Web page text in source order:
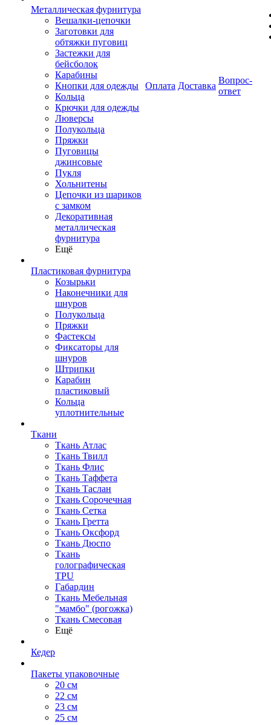
Металлическая фурнитура
Вешалки-цепочки
Заготовки для
обтяжки пуговиц
Застежки для
бейсболок
Карабины
Кнопки для одежды
Кольца
Крючки для одежды
Люверсы
Полукольца
Пряжки
Пуговицы
джинсовые
Пукля
Хольнитены
Цепочки из шариков
с замком
Декоративная
металлическая
фурнитура
Ещё
Пластиковая фурнитура
Козырьки
Наконечники для
шнуров
Полукольца
Пряжки
Фастексы
Фиксаторы для
шнуров
Штрипки
Карабин
пластиковый
Кольца
уплотнительные
Ткани
Ткань Атлас
Ткань Твилл
Ткань Флис
Ткань Таффета
Ткань Таслан
Ткань Сорочечная
Ткань Сетка
Ткань Гретта
Ткань Оксфорд
Ткань Дюспо
Ткань
голографическая
TPU
Габардин
Ткань Мебельная
"мамбо" (рогожка)
Ткань Смесовая
Ещё
Кедер
Пакеты упаковочные
20 см
22 см
23 см
25 см
Оплата Доставка
Вопрос-
ответ